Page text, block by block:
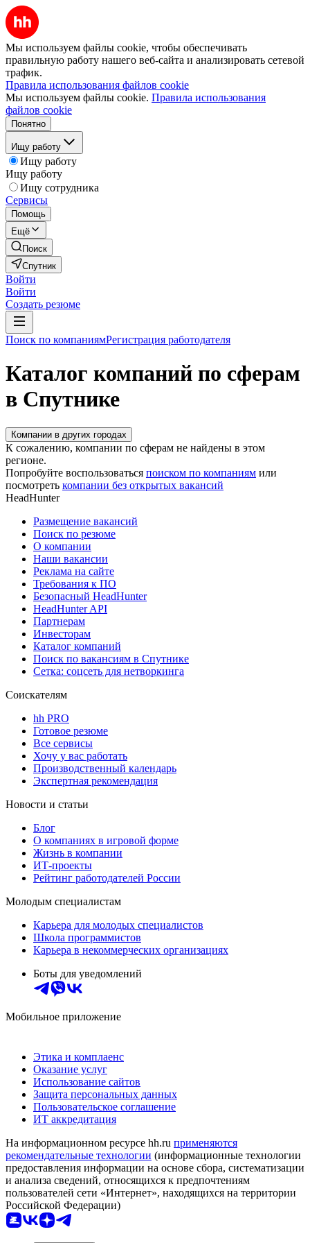
Мы используем файлы cookie, чтобы обеспечивать
правильную работу нашего веб-сайта и анализировать сетевой
трафик.
Правила использования файлов cookie
Мы используем файлы cookie. Правила использования
файлов cookie
Понятно
Ищу работу
Ищу работу
Ищу работу
Ищу сотрудника
Сервисы
Помощь
Ещё
Поиск
Спутник
Войти
Войти
Создать резюме
Поиск по компаниямРегистрация работодателя
Каталог компаний по сферам
в Спутнике
Компании в других городах
К сожалению, компании по сферам не найдены в этом
регионе.
Попробуйте воспользоваться поиском по компаниям или
посмотреть компании без открытых вакансий
HeadHunter
Размещение вакансий
Поиск по резюме
О компании
Наши вакансии
Реклама на сайте
Требования к ПО
Безопасный HeadHunter
HeadHunter API
Партнерам
Инвесторам
Каталог компаний
Поиск по вакансиям в Спутнике
Сетка: соцсеть для нетворкинга
Соискателям
hh PRO
Готовое резюме
Все сервисы
Хочу у вас работать
Производственный календарь
Экспертная рекомендация
Новости и статьи
Блог
О компаниях в игровой форме
Жизнь в компании
ИТ-проекты
Рейтинг работодателей России
Молодым специалистам
Карьера для молодых специалистов
Школа программистов
Карьера в некоммерческих организациях
Боты для уведомлений
Мобильное приложение
Этика и комплаенс
Оказание услуг
Использование сайтов
Защита персональных данных
Пользовательское соглашение
ИТ аккредитация
На информационном ресурсе hh.ru применяются
рекомендательные технологии (информационные технологии
предоставления информации на основе сбора, систематизации
и анализа сведений, относящихся к предпочтениям
пользователей сети «Интернет», находящихся на территории
Российской Федерации)